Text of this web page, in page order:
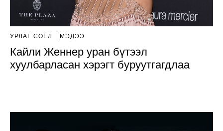
УРЛАГ СОЁЛ МЭДЭЭ
Кайли Женнер уран бүтээл
хуулбарласан хэрэгт буруутгагдлаа